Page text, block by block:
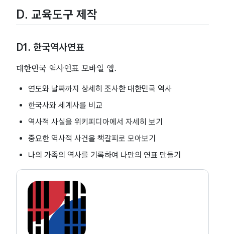
D. 교육도구 제작
D1. 한국역사연표
대한민국 역사연표 모바일 앱.
연도와 날짜까지 상세히 조사한 대한민국 역사
한국사와 세계사를 비교
역사적 사실을 위키피디아에서 자세히 보기
중요한 역사적 사건을 책갈피로 모아보기
나의 가족의 역사를 기록하여 나만의 연표 만들기